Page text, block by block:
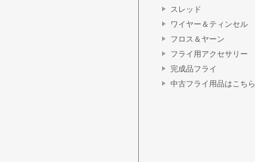
スレッド
ワイヤー＆ティンセル
フロス＆ヤーン
フライ用アクセサリー
完成品フライ
中古フライ用品はこちら